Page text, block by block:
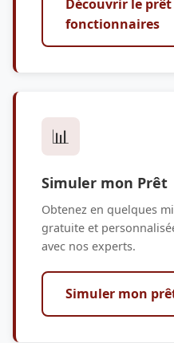
Découvrir le
fonctionnaires
📊
Simuler mon Prêt
Obtenez en quelques
gratuite et
avec nos experts.
Simuler mon